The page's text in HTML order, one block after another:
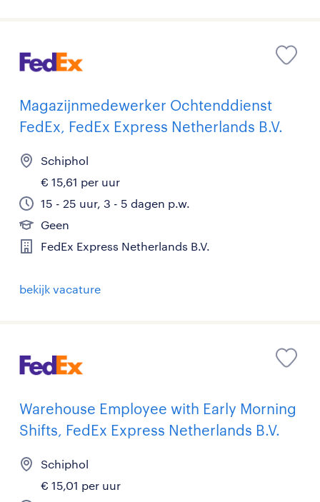
Magazijnmedewerker Ochtenddienst
FedEx, FedEx Express Netherlands B.V.
Schiphol
€ 15,61 per uur
15 - 25 uur, 3 - 5 dagen p.w.
Geen
FedEx Express Netherlands B.V.
bekijk vacature
Warehouse Employee with Early Morning
Shifts, FedEx Express Netherlands B.V.
Schiphol
€ 15,01 per uur